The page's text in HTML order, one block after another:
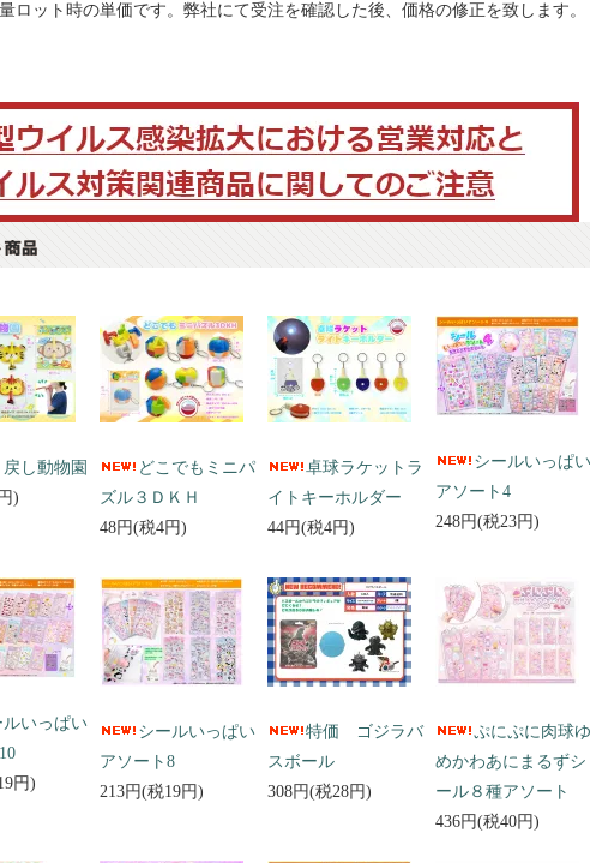
ロット時の単価です。弊社にて受注を確認した後、価格の修正を致します。
戻し動物園
)
どこでもミニパ
ズル３ＤＫＨ
48円(税4円)
卓球ラケットラ
イトキーホルダー
44円(税4円)
シールいっぱい
アソート4
248円(税23円)
ルいっぱい
円)
シールいっぱい
アソート8
213円(税19円)
特価 ゴジラバ
スボール
308円(税28円)
ぷにぷに肉球ゆ
めかわあにまるずシ
ール８種アソート
436円(税40円)